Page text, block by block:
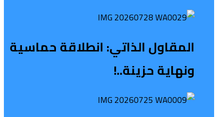
المقاول الذاتي: انطلاقة حماسية
ونهاية حزينة..!